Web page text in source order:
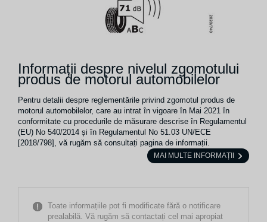
Informații despre nivelul zgomotului
produs de motorul automobilelor
Pentru detalii despre reglementările privind zgomotul produs de
motorul automobilelor, care au intrat în vigoare în Mai 2021 în
conformitate cu procedurile de măsurare descrise în Regulamentul
(EU) No 540/2014 și în Regulamentul No 51.03 UN/ECE
[2018/798], vă rugăm să consultați pagina de informații.
MAI MULTE INFORMAȚII
Toate informațiile pot fi modificate fără o notificare
prealabilă. Vă rugăm să contactați cel mai apropiat